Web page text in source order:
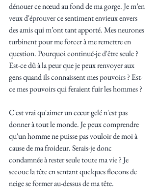
dénouer ce nœud au fond de ma gorge. Je m’en
veux d'éprouver ce sentiment envieux envers
des amis qui m’ont tant apporté. Mes neurones
turbinent pour me forcer à me remettre en
question. Pourquoi continué-je d'être seule ?
Est-ce dû à la peur que je peux renvoyer aux
gens quand ils connaissent mes pouvoirs ? Est-
ce mes pouvoirs qui feraient fuir les hommes ?
C'est vrai qu'aimer un cœur gelé n'est pas
donner à tout le monde. Je peux comprendre
qu'un homme ne puisse pas vouloir de moi à
cause de ma froideur. Serais-je donc
condamnée à rester seule toute ma vie ? Je
secoue la tête en sentant quelques flocons de
neige se former au-dessus de ma tête.